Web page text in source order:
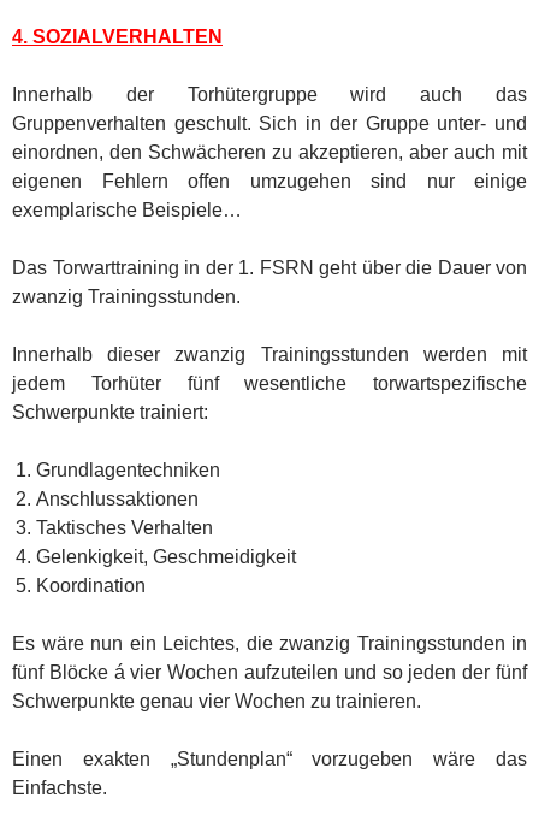
4. SOZIALVERHALTEN
Innerhalb der Torhütergruppe wird auch das
Gruppenverhalten geschult. Sich in der Gruppe unter- und
einordnen, den Schwächeren zu akzeptieren, aber auch mit
eigenen Fehlern offen umzugehen sind nur einige
exemplarische Beispiele…
Das Torwarttraining in der 1. FSRN geht über die Dauer von
zwanzig Trainingsstunden.
Innerhalb dieser zwanzig Trainingsstunden werden mit
jedem Torhüter fünf wesentliche torwartspezifische
Schwerpunkte trainiert:
Grundlagentechniken
Anschlussaktionen
Taktisches Verhalten
Gelenkigkeit, Geschmeidigkeit
Koordination
Es wäre nun ein Leichtes, die zwanzig Trainingsstunden in
fünf Blöcke á vier Wochen aufzuteilen und so jeden der fünf
Schwerpunkte genau vier Wochen zu trainieren.
Einen exakten „Stundenplan“ vorzugeben wäre das
Einfachste.